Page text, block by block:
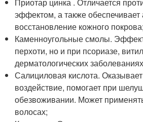
эффектом, а также обеспечивает
восстановление кожного покрова;
Каменноугольные смолы.
перхоти, но и при псориазе,
дерматологических
Салициловая кислота.
воздействие, помогает при
обезвоживании. Может
волосах;